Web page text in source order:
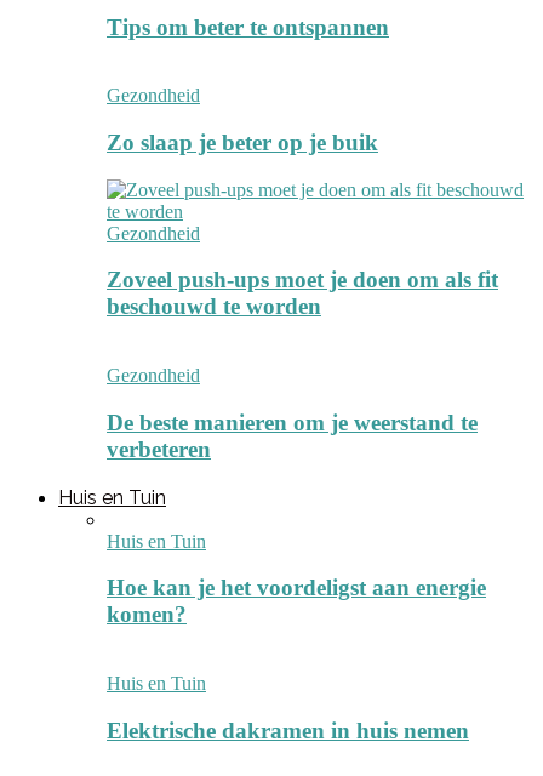
Tips om beter te ontspannen
Gezondheid
Zo slaap je beter op je buik
Gezondheid
Zoveel push-ups moet je doen om als fit
beschouwd te worden
Gezondheid
De beste manieren om je weerstand te
verbeteren
Huis en Tuin
Huis en Tuin
Hoe kan je het voordeligst aan energie
komen?
Huis en Tuin
Elektrische dakramen in huis nemen